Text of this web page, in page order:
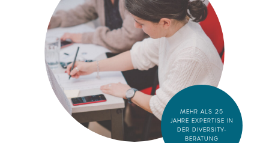
MEHR ALS 25
JAHRE EXPERTISE IN
DER DIVERSITY-
BERATUNG